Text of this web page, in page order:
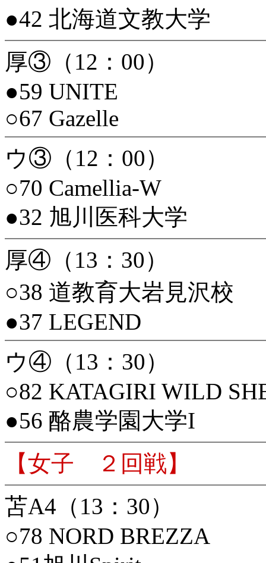
●42 北海道文教大学
厚③（12：00）
●59 UNITE
○67 Gazelle
ウ③（12：00）
○70 Camellia-W
●32 旭川医科大学
厚④（13：30）
○38 道教育大岩見沢校
●37 LEGEND
ウ④（13：30）
○82 KATAGIRI WILD
●56 酪農学園大学I
【女子 ２回戦】
苫A4（13：30）
○78 NORD BREZZA